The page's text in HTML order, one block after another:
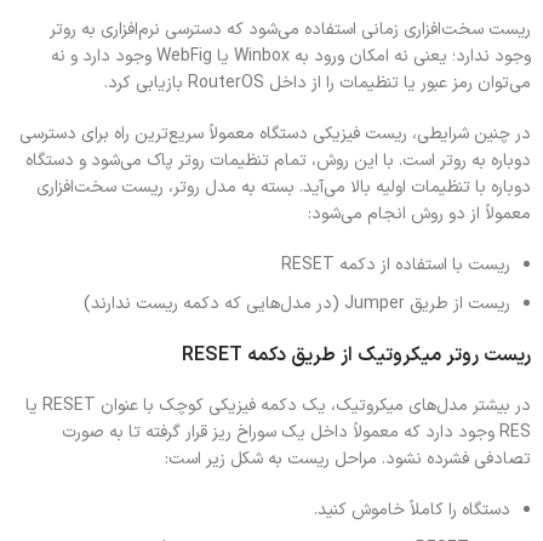
ریست سخت‌افزاری زمانی استفاده می‌شود که دسترسی نرم‌افزاری به روتر
وجود ندارد؛ یعنی نه امکان ورود به Winbox یا WebFig وجود دارد و نه
می‌توان رمز عبور یا تنظیمات را از داخل RouterOS بازیابی کرد.
در چنین شرایطی، ریست فیزیکی دستگاه معمولاً سریع‌ترین راه برای دسترسی
دوباره به روتر است. با این روش، تمام تنظیمات روتر پاک می‌شود و دستگاه
دوباره با تنظیمات اولیه بالا می‌آید. بسته به مدل روتر، ریست سخت‌افزاری
معمولاً از دو روش انجام می‌شود:
ریست با استفاده از دکمه RESET
ریست از طریق Jumper (در مدل‌هایی که دکمه ریست ندارند)
ریست روتر میکروتیک از طریق دکمه RESET
در بیشتر مدل‌های میکروتیک، یک دکمه فیزیکی کوچک با عنوان RESET یا
RES وجود دارد که معمولاً داخل یک سوراخ ریز قرار گرفته تا به‌ صورت
تصادفی فشرده نشود. مراحل ریست به شکل زیر است:
دستگاه را کاملاً خاموش کنید.